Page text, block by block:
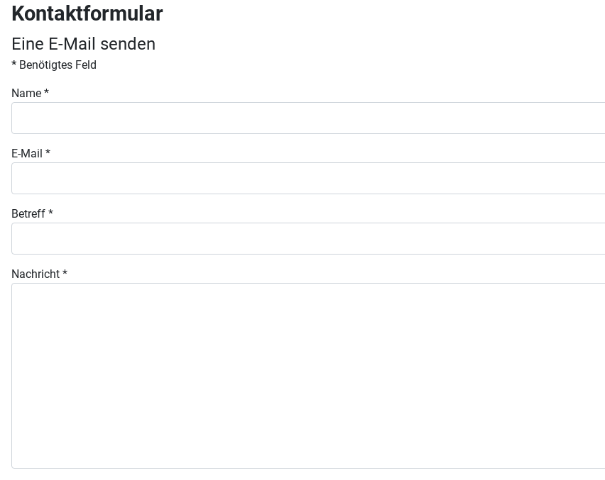
Kontaktformular
Eine E-Mail senden
* Benötigtes Feld
Name *
E-Mail *
Betreff *
Nachricht *